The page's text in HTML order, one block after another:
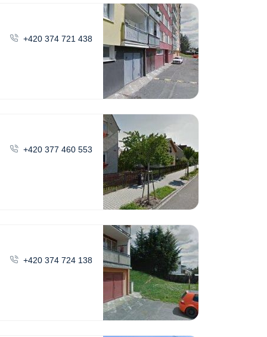
+420 374 721 438
+420 377 460 553
+420 374 724 138